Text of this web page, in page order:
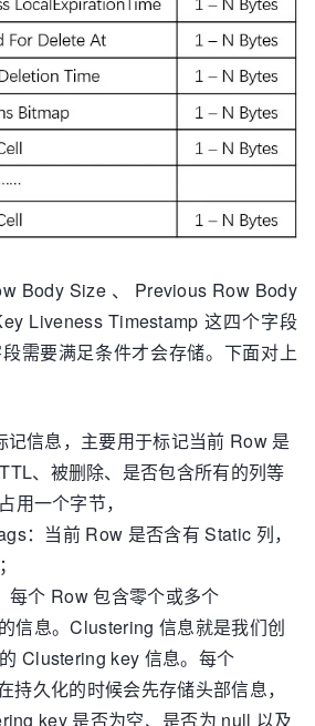
Body Size 、 Previous Row Body
Liveness Timestamp 这四个字段
需要满足条件才会存储。下面对上
信息，主要用于标记当前 Row 是
、被删除、是否包含所有的列等
用一个字节，
：当前 Row 是否含有 Static 列，
每个 Row 包含零个或多个
信息。Clustering 信息就是我们创
Clustering key 信息。每个
持久化的时候会先存储头部信息，
key 是否为空、是否为 null 以及